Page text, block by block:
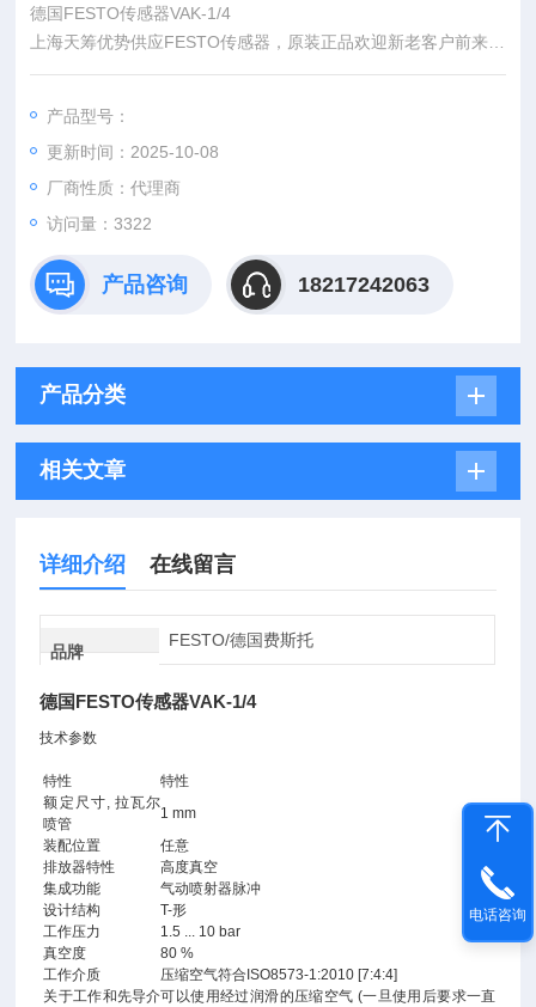
德国FESTO传感器VAK-1/4
上海天筹优势供应FESTO传感器，原装正品欢迎新老客户前来咨
询
产品型号：
更新时间：2025-10-08
厂商性质：代理商
访问量：3322
产品咨询 18217242063
产品分类
相关文章
详细介绍 在线留言
品牌
FESTO/德国费斯托
德国FESTO传感器VAK-1/4
技术参数
特性
特性
额定尺寸, 拉瓦尔
喷管
1 mm
装配位置
任意
排放器特性
高度真空
集成功能
气动喷射器脉冲
设计结构
T-形
工作压力
1.5 ... 10 bar
真空度
80 %
工作介质
压缩空气符合ISO8573-1:2010 [7:4:4]
关于工作和先导介可以使用经过润滑的压缩空气 (一旦使用后要求一直
电话咨询